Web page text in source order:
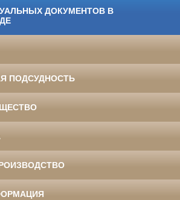
ДОКУМЕНТОВ В
ПОДСУДНОСТЬ